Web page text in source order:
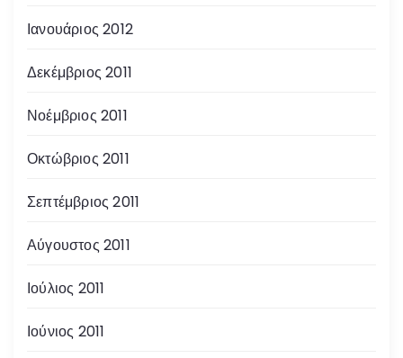
Ιανουάριος 2012
Δεκέμβριος 2011
Νοέμβριος 2011
Οκτώβριος 2011
Σεπτέμβριος 2011
Αύγουστος 2011
Ιούλιος 2011
Ιούνιος 2011